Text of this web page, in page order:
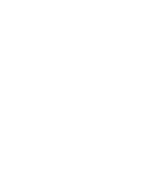
だけで足がすくんでしまいます…
ます☺